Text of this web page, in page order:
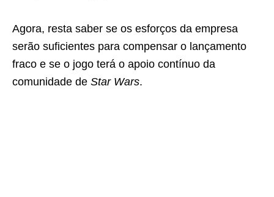
Agora, resta saber se os esforços da empresa
serão suficientes para compensar o lançamento
fraco e se o jogo terá o apoio contínuo da
comunidade de Star Wars.